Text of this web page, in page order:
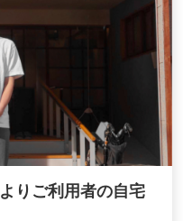
りご利用者の自宅